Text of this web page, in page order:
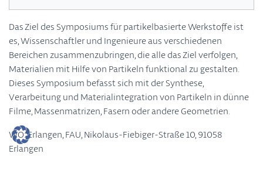
Das Ziel des Symposiums für partikelbasierte Werkstoffe ist
es, Wissenschaftler und Ingenieure aus verschiedenen
Bereichen zusammenzubringen, die alle das Ziel verfolgen,
Materialien mit Hilfe von Partikeln funktional zu gestalten.
Dieses Symposium befasst sich mit der Synthese,
Verarbeitung und Materialintegration von Partikeln in dünne
Filme, Massenmatrizen, Fasern oder andere Geometrien.
WO: Erlangen, FAU, Nikolaus-Fiebiger-Straße 10, 91058
Erlangen